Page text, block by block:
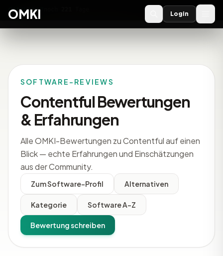
OMKI 2027
OMKI Login
SOFTWARE-REVIEWS
Contentful Bewertungen
& Erfahrungen
Alle OMKI-Bewertungen zu Contentful auf einen
Blick — echte Erfahrungen und Einschätzungen
aus der Community.
Zum Software-Profil Alternativen
Kategorie Software A-Z
Bewertung schreiben